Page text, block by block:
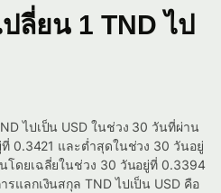
ลี่ยน 1 TND ไป
ไปเป็น USD ในช่วง 30 วันที่ผ่าน
0.3421 และต่ำสุดในช่วง 30 วันอยู่
โดยเฉลี่ยในช่วง 30 วันอยู่ที่ 0.3394
แลกเงินสกุล TND ไปเป็น USD คือ